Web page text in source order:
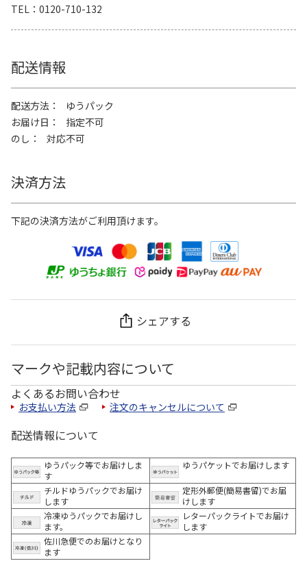
TEL
0120-710-132
配送情報
配送方法
ゆうパック
お届け日
指定不可
のし
対応不可
決済方法
下記の決済方法がご利用頂けます。
シェアする
マークや記載内容について
よくあるお問い合わせ
お支払い方法 注文のキャンセルについて
配送情報について
ゆうパック等でお届けしま
す
ゆうパケットでお届けします
チルドゆうパックでお届け
します
定形外郵便(簡易書留)でお届
けします
冷凍ゆうパックでお届けし
ます。
レターパックライトでお届け
します
佐川急便でのお届けとなり
ます